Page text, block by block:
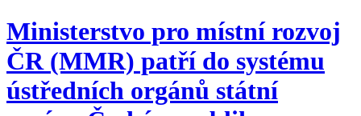
Ministerstvo pro místní rozvoj
ČR (MMR) patří do systému
ústředních orgánů státní